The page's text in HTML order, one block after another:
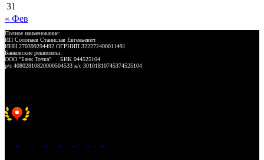
31
« Фев
Полное наименование:
ИП Солопаев Станислав Евгеньевич
ИНН 270399294492 ОГРНИП 322272400011491
Банковские реквизиты:
ООО "Банк Точка" БИК 044525104
р/с 40802810820000504533 к/с 30101810745374525104